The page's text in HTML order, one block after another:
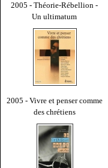
2005 - Théorie-Rébellion -
Un ultimatum
2005 - Vivre et penser comme
des chrétiens